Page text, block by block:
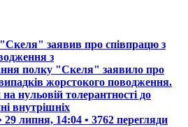
заявив про співпрацю з
з
полку "Скеля" заявило про
жорстокого поводження.
нульовій толерантності до
внутрішніх
29 липня, 14:04 • 3762 перегляди